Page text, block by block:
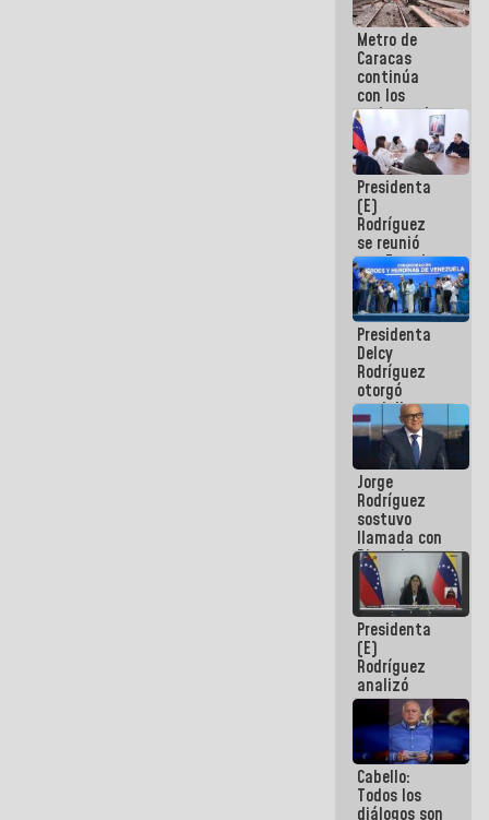
Metro de
Caracas
continúa
con los
trabajos de
mantenimiento
e inspección
en la Línea 2
Presidenta
(E)
Rodríguez
se reunió
con Estado
Mayor
Eléctrico
para
abordar
planes de
acción
Presidenta
Delcy
Rodríguez
otorgó
medalla
"Héroe de
Venezuela"
a servidores
públicos
Jorge
Rodríguez
sostuvo
llamada con
Dinorah
Figuera y
acuerdan
primer
encuentro
presencial
para el
diálogo
Presidenta
(E)
Rodríguez
analizó
junto a
gobernadores
planes de
recuperación
del Sistema
Eléctrico
Cabello:
Todos los
diálogos son